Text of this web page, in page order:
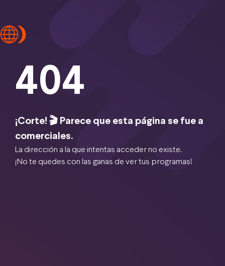
404
¡Corte! 🎬 Parece que esta página se fue a
comerciales.
La dirección a la que intentas acceder no existe.
¡No te quedes con las ganas de ver tus programas!